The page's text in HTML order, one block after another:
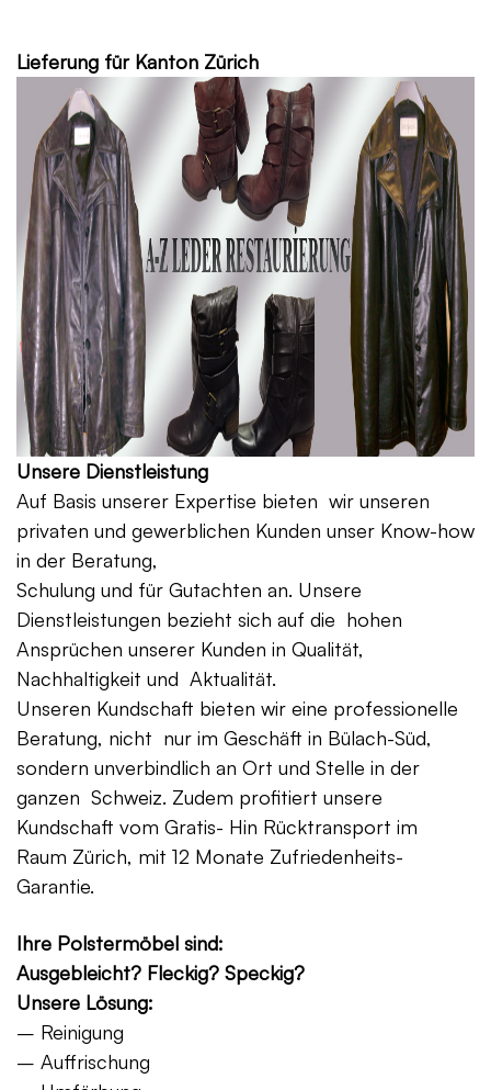
Lieferung für Kanton Zürich
Unsere Dienstleistung
Auf Basis unserer Expertise bieten wir unseren
privaten und gewerblichen Kunden unser Know-how
in der Beratung,
Schulung und für Gutachten an. Unsere
Dienstleistungen bezieht sich auf die hohen
Ansprüchen unserer Kunden in Qualität,
Nachhaltigkeit und Aktualität.
Unseren Kundschaft bieten wir eine professionelle
Beratung, nicht nur im Geschäft in Bülach-Süd,
sondern unverbindlich an Ort und Stelle in der
ganzen Schweiz. Zudem profitiert unsere
Kundschaft vom Gratis- Hin Rücktransport im
Raum Zürich, mit 12 Monate Zufriedenheits-
Garantie.
Ihre Polstermöbel sind:
Ausgebleicht? Fleckig? Speckig?
Unsere Lösung:
– Reinigung
– Auffrischung